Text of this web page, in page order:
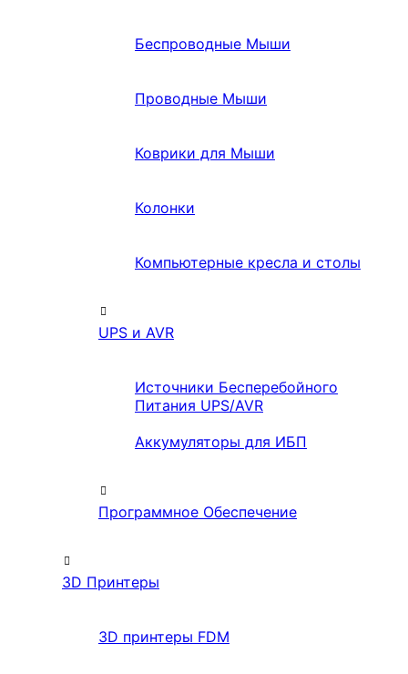
Беспроводные Мыши
Проводные Мыши
Коврики для Мыши
Колонки
Компьютерные кресла и столы
UPS и AVR
Источники Бесперебойного
Питания UPS/AVR
Аккумуляторы для ИБП
Программное Обеспечение
3D Принтеры
3D принтеры FDM